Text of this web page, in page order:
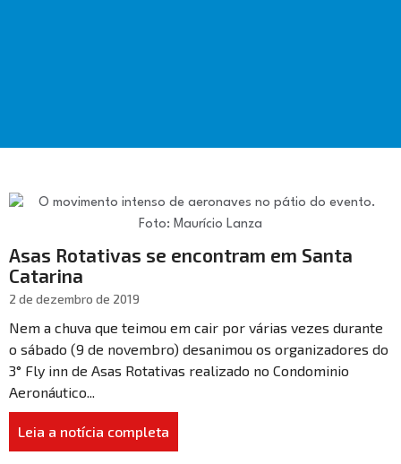
Asas Rotativas se encontram em Santa
Catarina
2 de dezembro de 2019
Nem a chuva que teimou em cair por várias vezes durante
o sábado (9 de novembro) desanimou os organizadores do
3° Fly inn de Asas Rotativas realizado no Condominio
Aeronáutico...
Leia a notícia completa